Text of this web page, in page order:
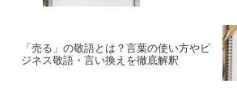
「売る」の敬語とは？言葉の使い方やビ
ジネス敬語・言い換えを徹底解釈